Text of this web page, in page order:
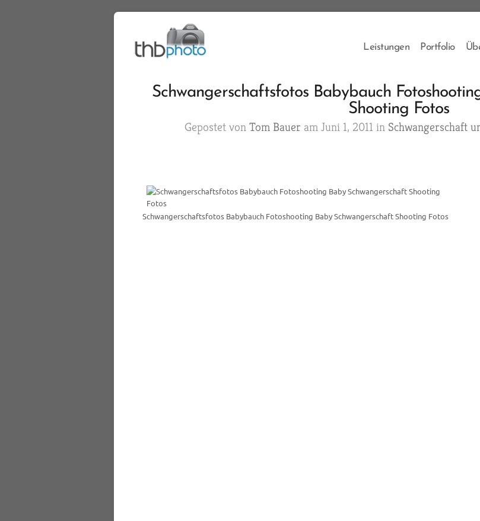
Leistungen Portfolio
Schwangerschaftsfotos Babybauch
Shooting Fotos
Gepostet von Tom Baueram Juni 1, 2011 in Schwangerschaft
Schwangerschaftsfotos Babybauch Fotoshooting Baby Schwangerschaft Shooting Fotos